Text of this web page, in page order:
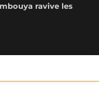
ravive les